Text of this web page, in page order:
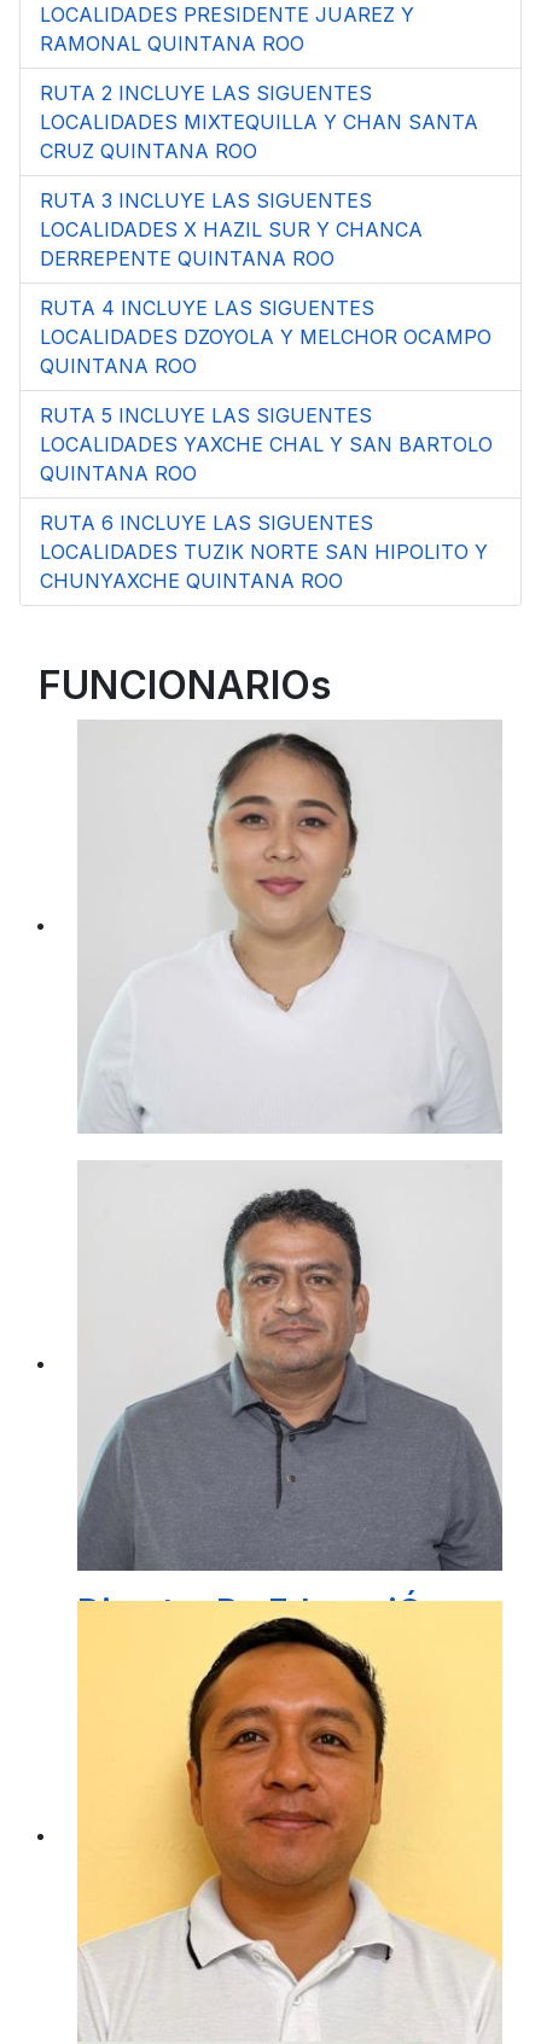
LOCALIDADES PRESIDENTE JUAREZ Y
RAMONAL QUINTANA ROO
RUTA 2 INCLUYE LAS SIGUENTES
LOCALIDADES MIXTEQUILLA Y CHAN SANTA
CRUZ QUINTANA ROO
RUTA 3 INCLUYE LAS SIGUENTES
LOCALIDADES X HAZIL SUR Y CHANCA
DERREPENTE QUINTANA ROO
RUTA 4 INCLUYE LAS SIGUENTES
LOCALIDADES DZOYOLA Y MELCHOR OCAMPO
QUINTANA ROO
RUTA 5 INCLUYE LAS SIGUENTES
LOCALIDADES YAXCHE CHAL Y SAN BARTOLO
QUINTANA ROO
RUTA 6 INCLUYE LAS SIGUENTES
LOCALIDADES TUZIK NORTE SAN HIPOLITO Y
CHUNYAXCHE QUINTANA ROO
FUNCIONARIOs
Jefa Del Departamento
De Control Interno Y
EvaluciÓn Del Gasto
LIC. ILIANA ELIZABETH HERNÁNDEZ
Director De EducaciÓn
PROF. JULIAN MARTINEZ HERNANDEZ